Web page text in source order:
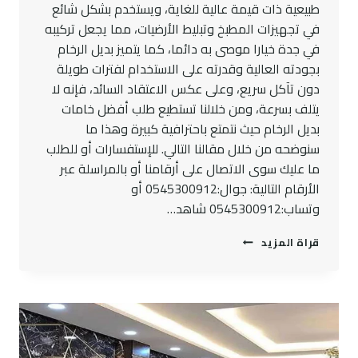
طبيعية ذات قيمة عالية للغاية، ويستخدم بشكل شائع
في تجهيزات المطبخ وتبليط الأرضيات، مما يجعل تركيبه
في جدة خيارا موصى به دائما، كما يتميز بديل الرخام
بجودته العالية وقدرته على الاستخدام لفترات طويلة
دون تآكل سريع، وعلى عكس الاعتقاد السائد، فإنه لا
يتلف بسرعة، ومن خلالنا تستطيع طلب أفضل خامات
بديل الرخام حيث نتمتع باحترافية كبيرة وهذا ما
سنوضحه من خلال مقالنا التالي. للإستفسارات أو للطلب
ما عليك سوى الاتصال على أرقامنا أو بالمراسلة عبر
الأرقام التالية: جوال:0545300912 أو
وتساب:0545300912 شاهد…
قراة المزيد تركيب
ت:
0545300912
تركيب
الواح